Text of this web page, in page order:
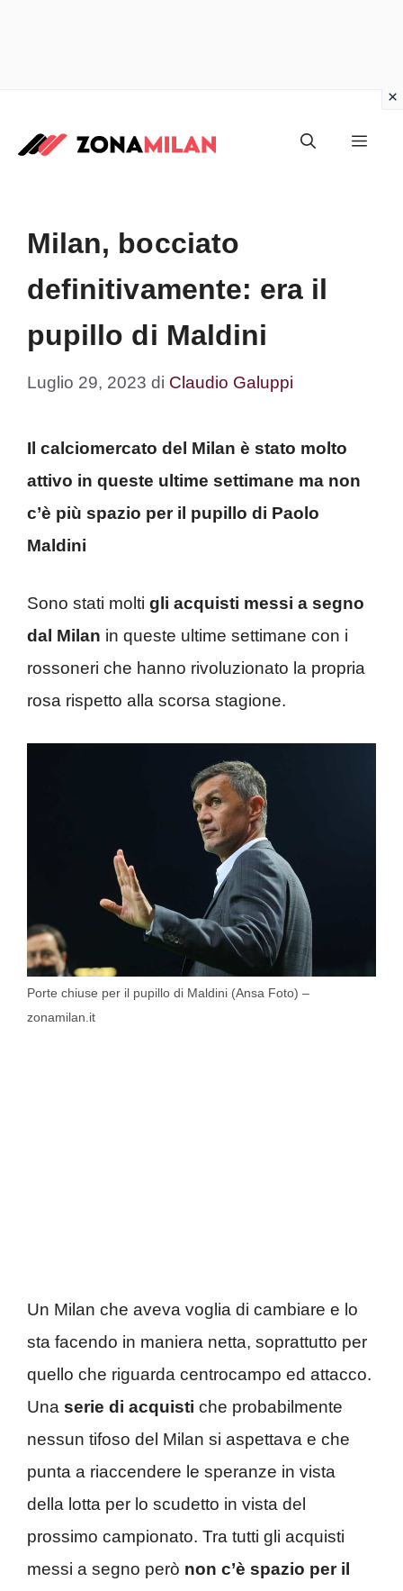
Milan, bocciato
definitivamente: era il
pupillo di Maldini
Luglio 29, 2023 di Claudio Galuppi
Il calciomercato del Milan è stato molto
attivo in queste ultime settimane ma non
c’è più spazio per il pupillo di Paolo
Maldini
Sono stati molti gli acquisti messi a segno
dal Milan in queste ultime settimane con i
rossoneri che hanno rivoluzionato la propria
rosa rispetto alla scorsa stagione.
Porte chiuse per il pupillo di Maldini (Ansa Foto) –
zonamilan.it
Un Milan che aveva voglia di cambiare e lo
sta facendo in maniera netta, soprattutto per
quello che riguarda centrocampo ed attacco.
Una serie di acquisti che probabilmente
nessun tifoso del Milan si aspettava e che
punta a riaccendere le speranze in vista
della lotta per lo scudetto in vista del
prossimo campionato. Tra tutti gli acquisti
messi a segno però non c’è spazio per il